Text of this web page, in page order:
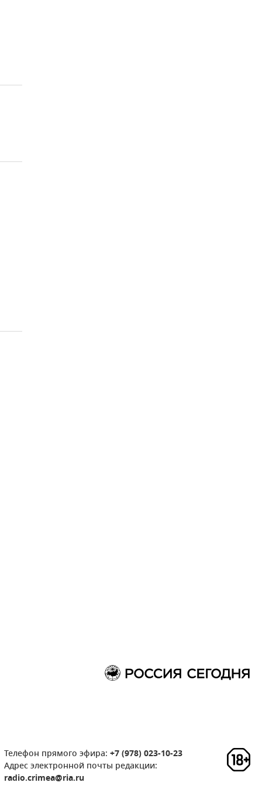
Телефон прямого эфира: +7 (978) 023-10-23
Адрес электронной почты редакции:
radio.crimea@ria.ru